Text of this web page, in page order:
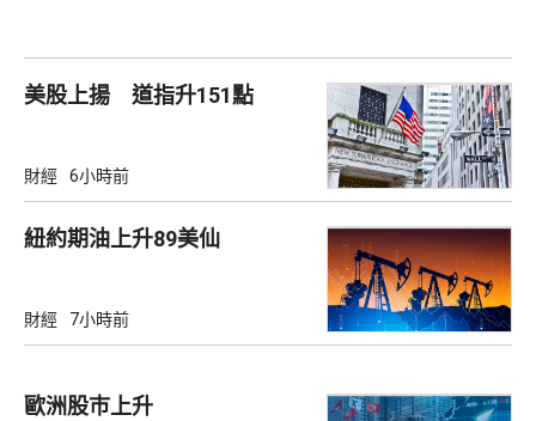
美股上揚 道指升151點
財經 6小時前
紐約期油上升89美仙
財經 7小時前
歐洲股巿上升